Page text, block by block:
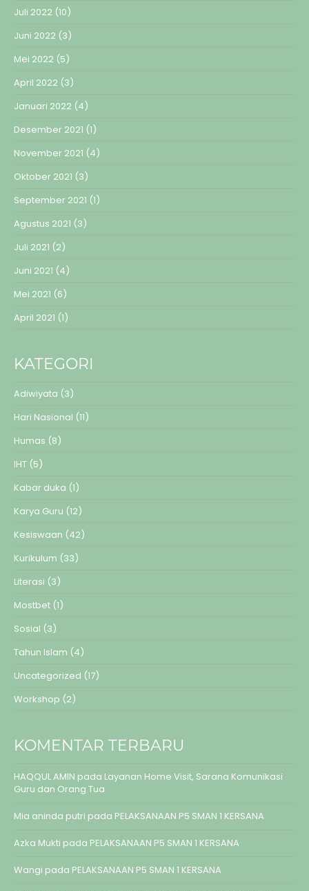
Juli 2022 (10)
Juni 2022 (3)
Mei 2022 (5)
April 2022 (3)
Januari 2022 (4)
Desember 2021 (1)
November 2021 (4)
Oktober 2021 (3)
September 2021 (1)
Agustus 2021 (3)
Juli 2021 (2)
Juni 2021 (4)
Mei 2021 (6)
April 2021 (1)
KATEGORI
Adiwiyata (3)
Hari Nasional (11)
Humas (8)
IHT (5)
Kabar duka (1)
Karya Guru (12)
Kesiswaan (42)
Kurikulum (33)
Literasi (3)
Mostbet (1)
Sosial (3)
Tahun Islam (4)
Uncategorized (17)
Workshop (2)
KOMENTAR TERBARU
HAQQUL AMIN pada Layanan Home Visit, Sarana Komunikasi
Guru dan Orang Tua
Mia aninda putri pada PELAKSANAAN P5 SMAN 1 KERSANA
Azka Mukti pada PELAKSANAAN P5 SMAN 1 KERSANA
Wangi pada PELAKSANAAN P5 SMAN 1 KERSANA